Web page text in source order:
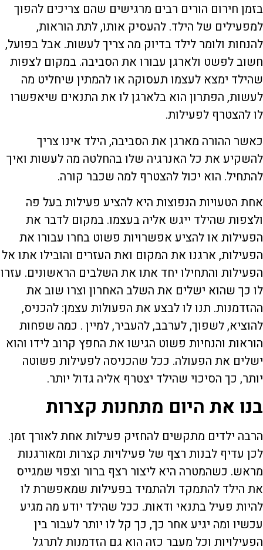
בזמן חירום הורים רבים מרגישים שהם צריכים להפוך
למפעילים של הילד. להעסיק אותו, לתת הוראות,
להנחות ולומר לילד בדיוק מה צריך לעשות. אבל בפועל,
חשוב לפשט ולארגן עבורו את הסביבה. במקום לצפות
שהילד ימצא לעצמו תעסוקה או להמתין שיחליט מה
לעשות, הפתרון הוא בלארגן לו את התנאים שיאפשרו
לו להצטרף לפעילות.
כאשר ההורה מארגן את הסביבה, הילד אינו צריך
להשקיע את כל האנרגיה שלו בהחלטה מה לעשות ואיך
להתחיל. הוא יכול להצטרף למה שכבר קורה.
אחת הטעויות הנפוצות היא להציע פעילות בעל פה
ולצפות שהילד ייגש אליה בעצמו. במקום לדבר את
הפעילות או להציע אפשרויות פשוט בחרו עבורו את
הפעילות, ארגנו את המקום ואת העזרים והובילו אתו אל
הפעילות והתחילו יחד אתו את השלבים הראשונים. עזרו
לו כך שהוא ישלים את השלב האחרון וצרו שוב את
ההזדמנות. תנו לו לבצע את הפעולות עצמן: להכניס,
להוציא, לשפוך, לערבב, להעביר, למיין . כמה שפחות
הוראות והנחיות פשוט הגישו את החפץ קרוב לידו והוא
ישלים את הפעולה. ככל שהכניסה לפעילות פשוטה
יותר, כך הסיכוי שהילד יצטרף אליה גדול יותר.
בנו את היום מתחנות קצרות
הרבה ילדים מתקשים להחזיק פעילות אחת לאורך זמן.
לכן עדיף לבנות רצף של פעילויות קצרות ומאורגנות
מראש. כשהמטרה היא ליצור רצף ברור וצפוי שמגייס
את הילד להתמקד ולהתמיד בפעילות שמאפשרת לו
להיות פעיל בתנאי ודאות. ככל שהילד יודע מה מגיע
עכשיו ומה יגיע אחר כך, כך קל לו יותר לעבור בין
הפעילויות וכל מעבר כזה הוא גם הזדמנות לתרגל